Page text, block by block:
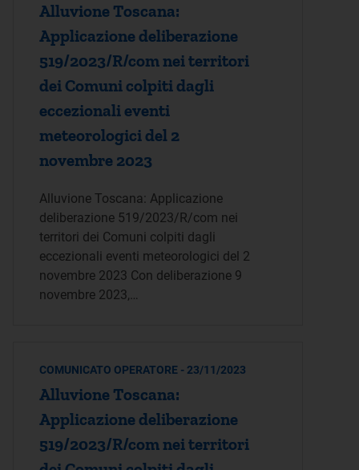
Alluvione Toscana:
Applicazione deliberazione
519/2023/R/com nei territori
dei Comuni colpiti dagli
eccezionali eventi
meteorologici del 2
novembre 2023
Alluvione Toscana: Applicazione
deliberazione 519/2023/R/com nei
territori dei Comuni colpiti dagli
eccezionali eventi meteorologici del 2
novembre 2023 Con deliberazione 9
novembre 2023,…
COMUNICATO OPERATORE - 23/11/2023
Alluvione Toscana:
Applicazione deliberazione
519/2023/R/com nei territori